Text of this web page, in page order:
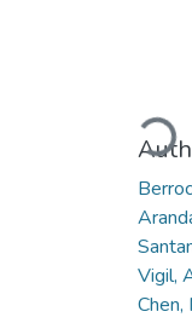
Cargando...
Vigil,